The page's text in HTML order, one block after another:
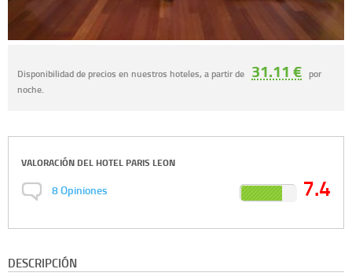
Disponibilidad de precios en nuestros hoteles, a partir de 31.11 € por
noche.
VALORACIÓN DEL HOTEL PARIS LEON
8Opiniones 7.4
DESCRIPCIÓN